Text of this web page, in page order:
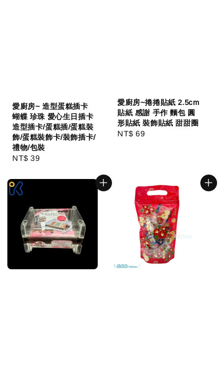
愛廚房~ 造型蛋糕插卡
蝴蝶 珍珠 愛心生日插卡
造型插卡/蛋糕插/蛋糕裝
飾/蛋糕裝飾卡/裝飾插卡/
禮物/包裝
Regular
NT$ 39
愛廚房~捲捲貼紙 2.5cm
貼紙 感謝 手作 麵包 圓
形貼紙 裝飾貼紙 甜甜圈
Regular
NT$ 69